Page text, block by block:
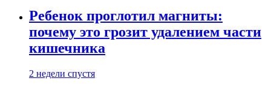
Ребенок проглотил магниты:
почему это грозит удалением части
кишечника
2 недели спустя